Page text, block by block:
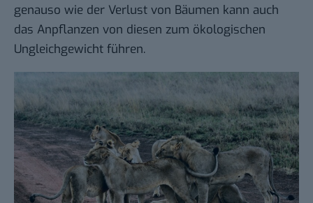
genauso wie der Verlust von Bäumen kann auch
das Anpflanzen von diesen zum ökologischen
Ungleichgewicht führen.